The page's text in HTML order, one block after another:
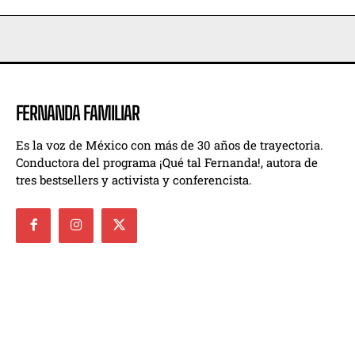
FERNANDA FAMILIAR
Es la voz de México con más de 30 años de trayectoria.
Conductora del programa ¡Qué tal Fernanda!, autora de
tres bestsellers y activista y conferencista.